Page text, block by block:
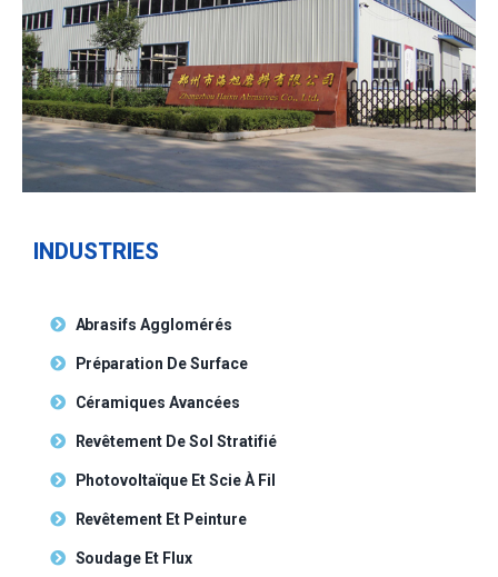
INDUSTRIES
Abrasifs Agglomérés
Préparation De Surface
Céramiques Avancées
Revêtement De Sol Stratifié
Photovoltaïque Et Scie À Fil
Revêtement Et Peinture
Soudage Et Flux